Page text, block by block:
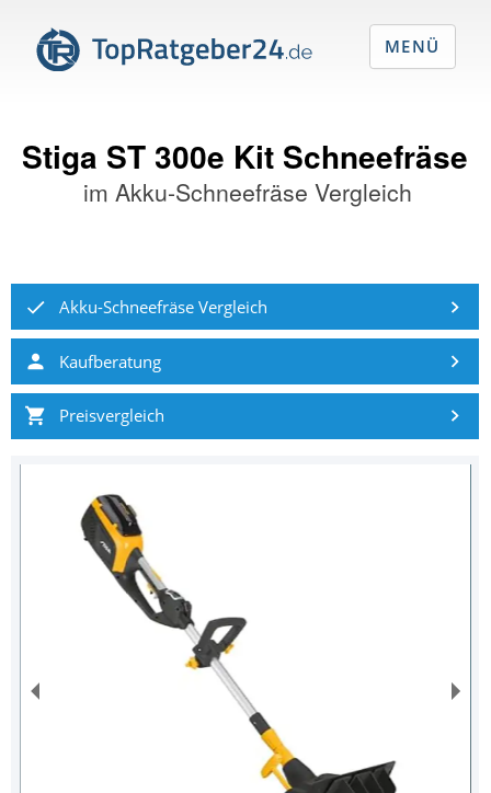
Stiga ST 300e Kit Schneefräse
im Akku-Schneefräse Vergleich
Akku-Schneefräse Vergleich
Kaufberatung
Preisvergleich
MENÜ